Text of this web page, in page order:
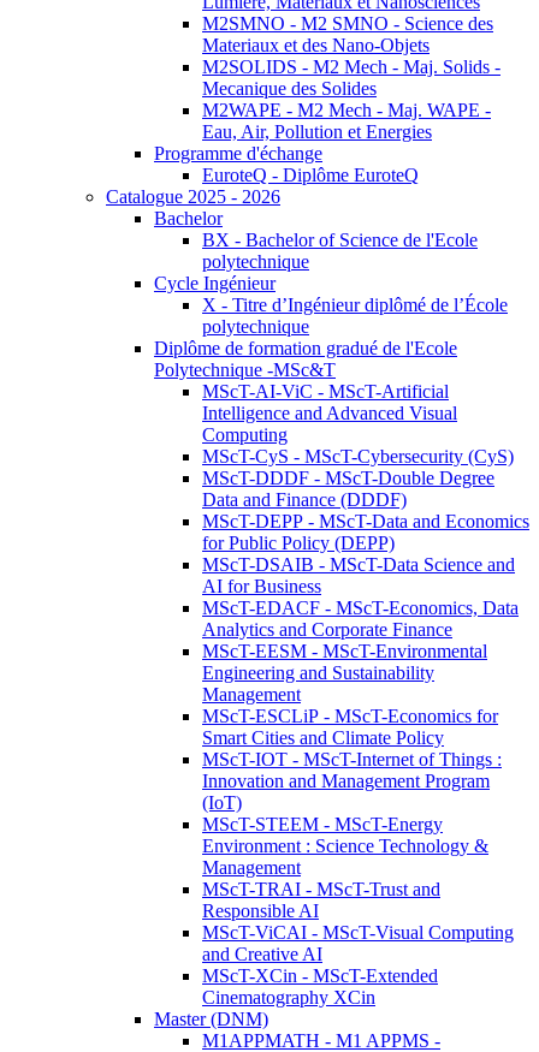
M2SMNO - M2 SMNO - Science des
Materiaux et des Nano-Objets
M2SOLIDS - M2 Mech - Maj. Solids -
Mecanique des Solides
M2WAPE - M2 Mech - Maj. WAPE -
Eau, Air, Pollution et Energies
Programme d'échange
EuroteQ - Diplôme EuroteQ
Catalogue 2025 - 2026
Bachelor
BX - Bachelor of Science de l'Ecole
polytechnique
Cycle Ingénieur
X - Titre d’Ingénieur diplômé de l’École
polytechnique
Diplôme de formation gradué de l'Ecole
Polytechnique -MSc&T
MScT-AI-ViC - MScT-Artificial
Intelligence and Advanced Visual
Computing
MScT-CyS - MScT-Cybersecurity (CyS)
MScT-DDDF - MScT-Double Degree
Data and Finance (DDDF)
MScT-DEPP - MScT-Data and Economics
for Public Policy (DEPP)
MScT-DSAIB - MScT-Data Science and
AI for Business
MScT-EDACF - MScT-Economics, Data
Analytics and Corporate Finance
MScT-EESM - MScT-Environmental
Engineering and Sustainability
Management
MScT-ESCLiP - MScT-Economics for
Smart Cities and Climate Policy
MScT-IOT - MScT-Internet of Things :
Innovation and Management Program
(IoT)
MScT-STEEM - MScT-Energy
Environment : Science Technology &
Management
MScT-TRAI - MScT-Trust and
Responsible AI
MScT-ViCAI - MScT-Visual Computing
and Creative AI
MScT-XCin - MScT-Extended
Cinematography XCin
Master (DNM)
M1APPMATH - M1 APPMS -